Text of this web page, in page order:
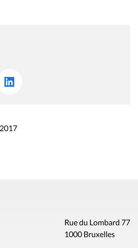
Rue du Lombard 77
1000 Bruxelles